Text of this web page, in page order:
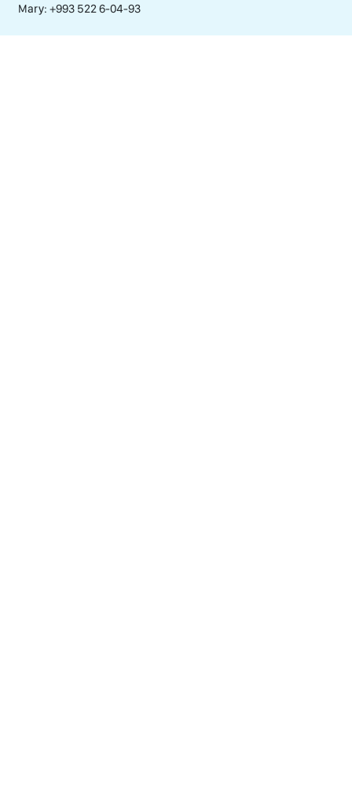
Mary: +993 522 6-04-93